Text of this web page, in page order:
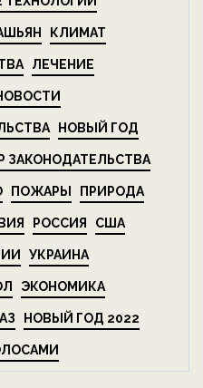
КЛИМАТ
ЛЕЧЕНИЕ
НОВЫЙ ГОД
ЗАКОНОДАТЕЛЬСТВА
ПОЖАРЫ ПРИРОДА
РОССИЯ США
УКРАИНА
ЭКОНОМИКА
НОВЫЙ ГОД 2022